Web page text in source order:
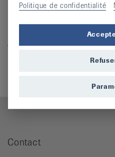
Informations
Ateliers
Téléchargements
Atelier SE Dh octobre
Contact
Politique de confidentialité